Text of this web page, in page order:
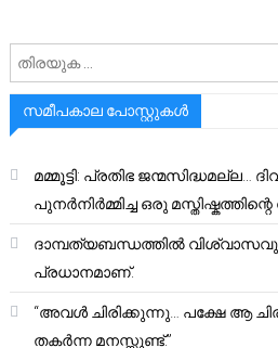
സമീപകാല പോസ്റ്റുകൾ
മമ്മൂട്ടി: പ്രതിഭ ജന്മസിദ്ധമല്ല…
പുനർനിർമ്മിച്ച ഒരു
ദാമ്പത്യബന്ധത്തിൽ
പ്രധാനമാണ്.
“അവൾ ചിരിക്കുന്നു… പക്ഷേ ആ
തകർന്ന മനസ്സുണ്ട്.”